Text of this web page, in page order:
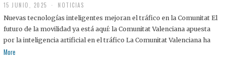
15 JUNIO, 2025 NOTICIAS
Nuevas tecnologías inteligentes mejoran el tráfico en la Comunitat El
futuro de la movilidad ya está aquí: la Comunitat Valenciana apuesta
por la inteligencia artificial en el tráfico La Comunitat Valenciana ha
More